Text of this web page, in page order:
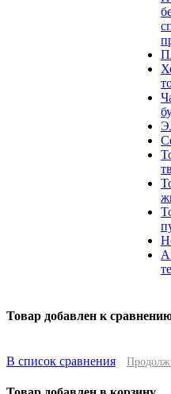
Товар добавлен к
В список сравнения